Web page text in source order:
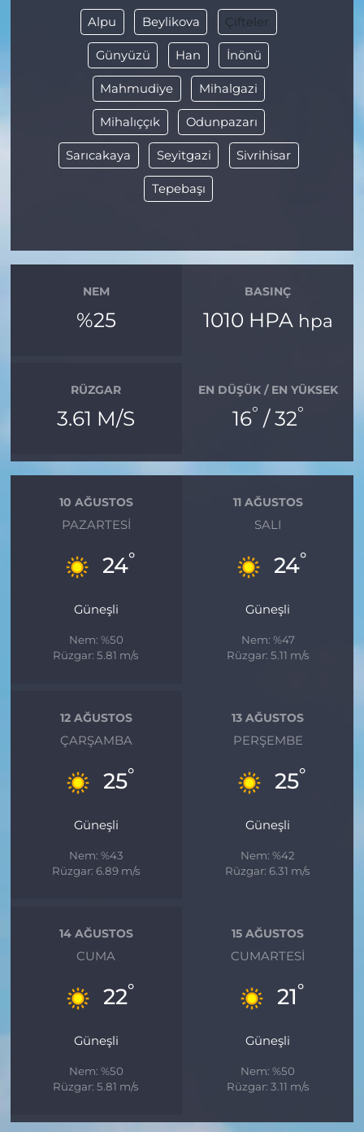
Alpu Beylikova Çifteler
Günyüzü Han İnönü
Mahmudiye Mihalgazi
Mihalıççık Odunpazarı
Sarıcakaya Seyitgazi Sivrihisar
Tepebaşı
NEM
%25
BASINÇ
1010 HPA hpa
RÜZGAR
3.61 M/S
EN DÜŞÜK / EN YÜKSEK
16° / 32°
10 AĞUSTOS
PAZARTESI
24°
Güneşli
Nem: %50
Rüzgar: 5.81 m/s
11 AĞUSTOS
SALI
24°
Güneşli
Nem: %47
Rüzgar: 5.11 m/s
12 AĞUSTOS
ÇARŞAMBA
25°
Güneşli
Nem: %43
Rüzgar: 6.89 m/s
13 AĞUSTOS
PERŞEMBE
25°
Güneşli
Nem: %42
Rüzgar: 6.31 m/s
14 AĞUSTOS
CUMA
22°
Güneşli
Nem: %50
Rüzgar: 5.81 m/s
15 AĞUSTOS
CUMARTESI
21°
Güneşli
Nem: %50
Rüzgar: 3.11 m/s